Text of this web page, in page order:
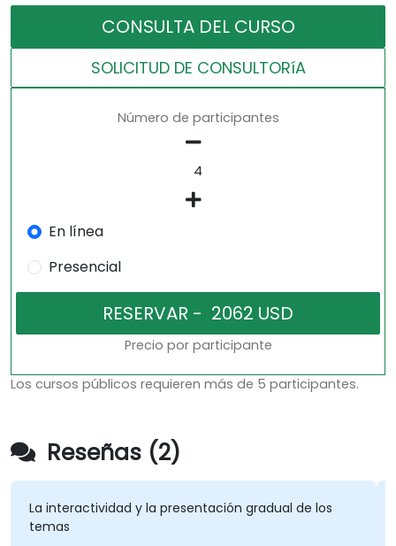
CONSULTA DEL CURSO
SOLICITUD DE CONSULTORíA
Número de participantes
En línea
Presencial
Precio por participante
Los cursos públicos requieren más de 5 participantes.
Reseñas (2)
La interactividad y la presentación gradual de los
temas